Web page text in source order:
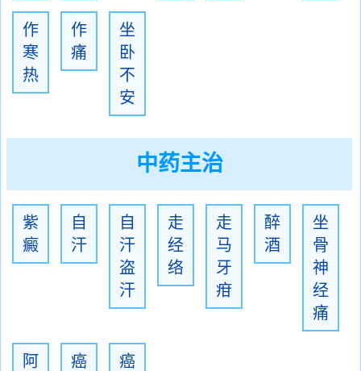
作
寒
热
作
痛
坐
卧
不
安
中药主治
紫
癜
自
汗
自
汗
盗
汗
走
经
络
走
马
牙
疳
醉
酒
坐
骨
神
经
痛
阿
癌
癌